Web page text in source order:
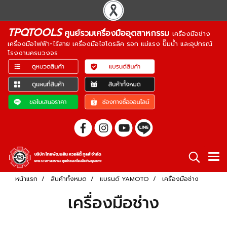
TPQTOOLSศูนย์รวมเครื่องมืออุตสาหกรรม เครื่องมือช่าง
เครื่องมือไฟฟ้า-ไร้สาย เครื่องมือไฮโดรลิค รอก แม่แรง ปั๊มน้ำ และอุปกรณ์
โรงงานครบวงจร
หน้าแรก สินค้าทั้งหมด แบรนด์ YAMOTO เครื่องมือช่าง
เครื่องมือช่าง